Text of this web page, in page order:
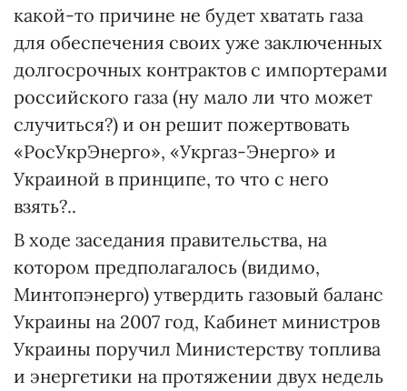
какой-то причине не будет хватать газа
для обеспечения своих уже заключенных
долгосрочных контрактов с импортерами
российского газа (ну мало ли что может
случиться?) и он решит пожертвовать
«РосУкрЭнерго», «Укргаз-Энерго» и
Украиной в принципе, то что с него
взять?..
В ходе заседания правительства, на
котором предполагалось (видимо,
Минтопэнерго) утвердить газовый баланс
Украины на 2007 год, Кабинет министров
Украины поручил Министерству топлива
и энергетики на протяжении двух недель